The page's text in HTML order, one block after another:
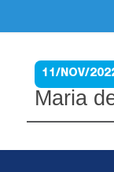
11/NOV/
Maria